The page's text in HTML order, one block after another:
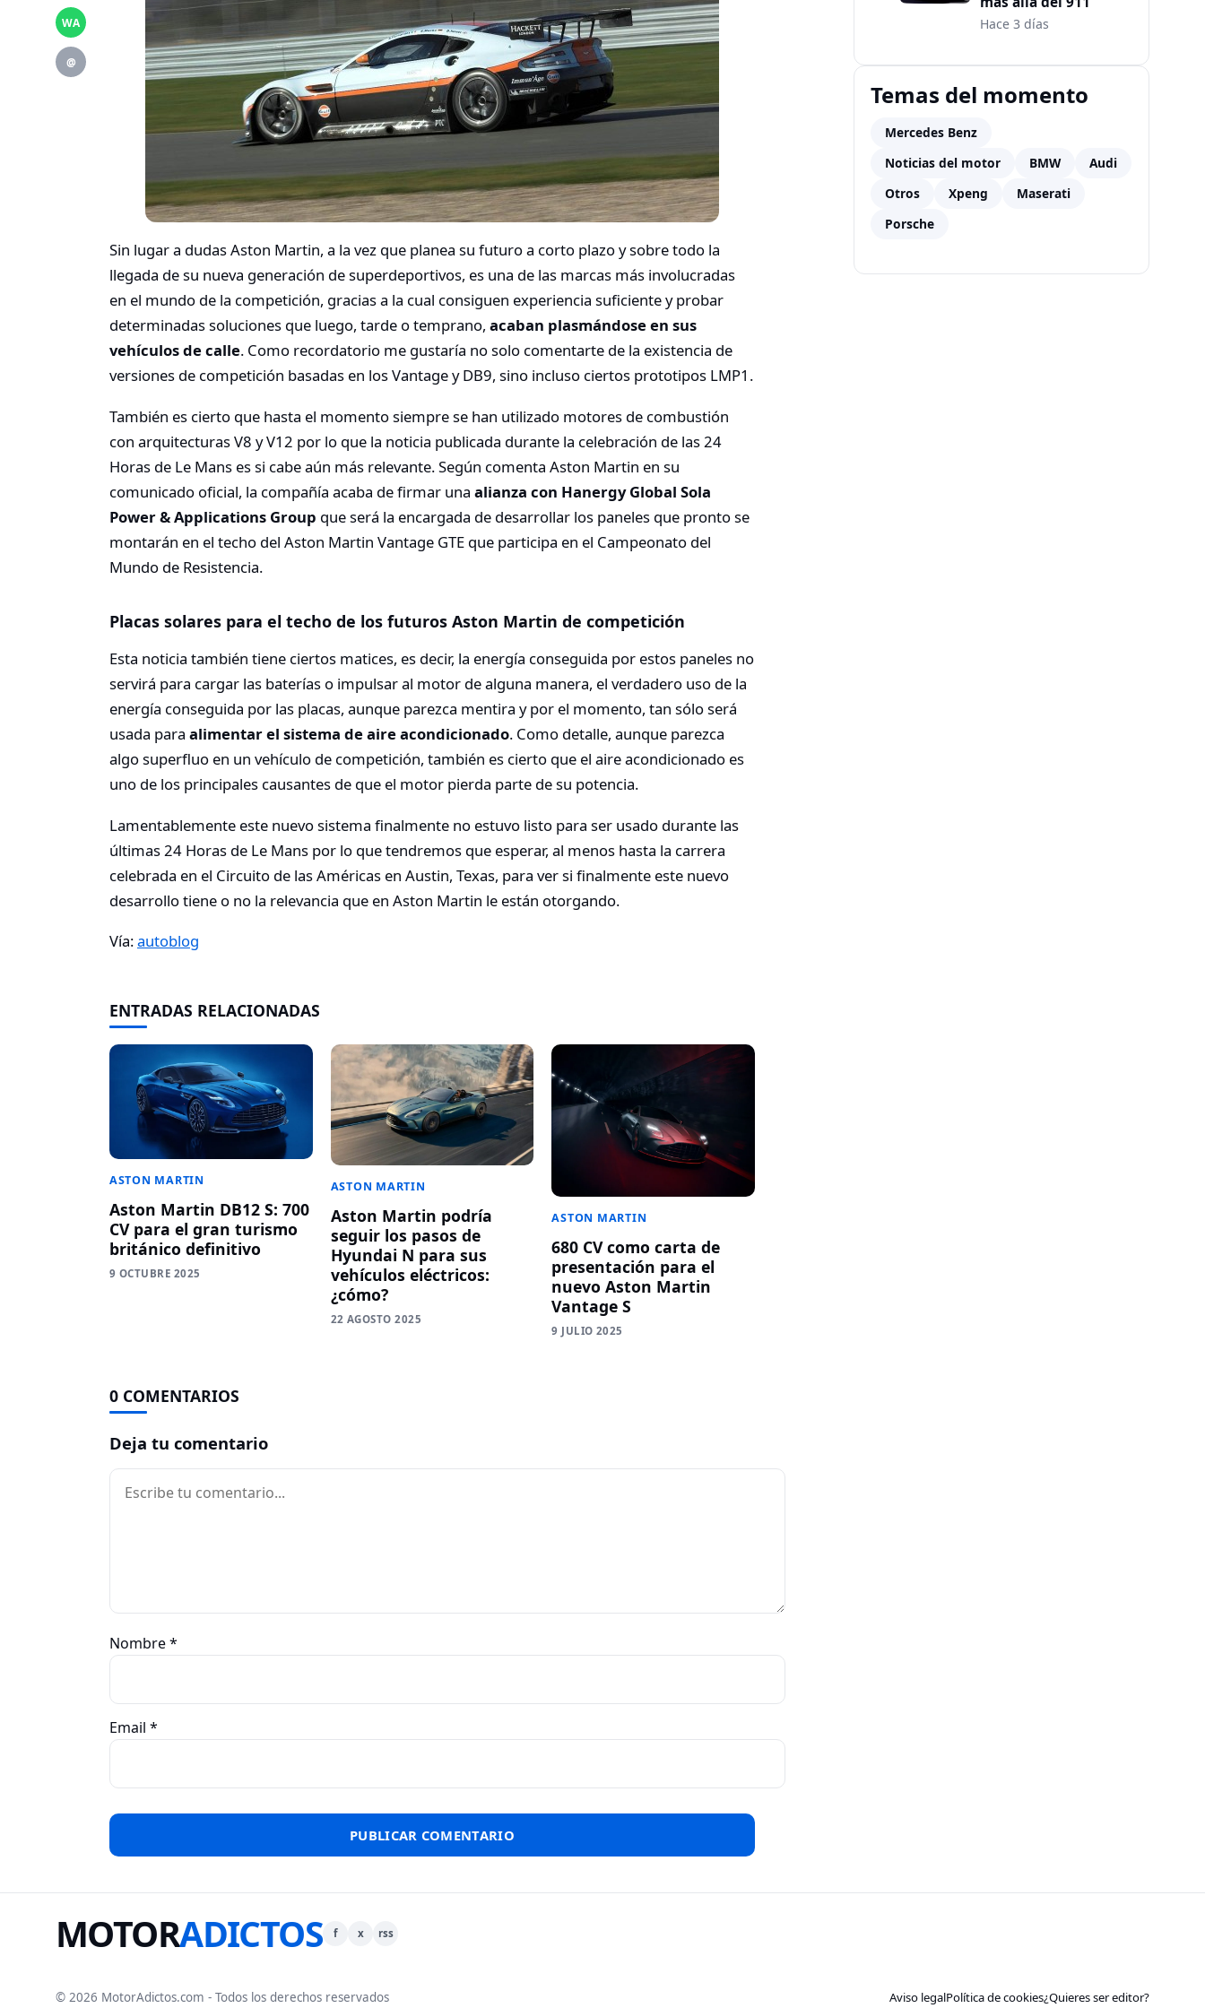
WA
@
Sin lugar a dudas Aston Martin, a la vez que planea su futuro a corto plazo y sobre todo la
llegada de su nueva generación de superdeportivos, es una de las marcas más involucradas
en el mundo de la competición, gracias a la cual consiguen experiencia suficiente y probar
determinadas soluciones que luego, tarde o temprano, acaban plasmándose en sus
vehículos de calle. Como recordatorio me gustaría no solo comentarte de la existencia de
versiones de competición basadas en los Vantage y DB9, sino incluso ciertos prototipos LMP1.
También es cierto que hasta el momento siempre se han utilizado motores de combustión
con arquitecturas V8 y V12 por lo que la noticia publicada durante la celebración de las 24
Horas de Le Mans es si cabe aún más relevante. Según comenta Aston Martin en su
comunicado oficial, la compañía acaba de firmar una alianza con Hanergy Global Sola
Power & Applications Group que será la encargada de desarrollar los paneles que pronto se
montarán en el techo del Aston Martin Vantage GTE que participa en el Campeonato del
Mundo de Resistencia.
Placas solares para el techo de los futuros Aston Martin de competición
Esta noticia también tiene ciertos matices, es decir, la energía conseguida por estos paneles no
servirá para cargar las baterías o impulsar al motor de alguna manera, el verdadero uso de la
energía conseguida por las placas, aunque parezca mentira y por el momento, tan sólo será
usada para alimentar el sistema de aire acondicionado. Como detalle, aunque parezca
algo superfluo en un vehículo de competición, también es cierto que el aire acondicionado es
uno de los principales causantes de que el motor pierda parte de su potencia.
Lamentablemente este nuevo sistema finalmente no estuvo listo para ser usado durante las
últimas 24 Horas de Le Mans por lo que tendremos que esperar, al menos hasta la carrera
celebrada en el Circuito de las Américas en Austin, Texas, para ver si finalmente este nuevo
desarrollo tiene o no la relevancia que en Aston Martin le están otorgando.
Vía:autoblog
ENTRADAS RELACIONADAS
ASTON MARTIN
Aston Martin DB12 S: 700
CV para el gran turismo
británico definitivo
9 OCTUBRE 2025
ASTON MARTIN
Aston Martin podría
seguir los pasos de
Hyundai N para sus
vehículos eléctricos:
¿cómo?
22 AGOSTO 2025
ASTON MARTIN
680 CV como carta de
presentación para el
nuevo Aston Martin
Vantage S
9 JULIO 2025
0 COMENTARIOS
Deja tu comentario
Comentario
Nombre*
Email *
Hace 3 días
Temas del momento
Mercedes Benz
Noticias del motor
BMW
Audi
Otros
Xpeng
Maserati
Porsche
MOTORADICTOS f x rss
© 2026 MotorAdictos.com - Todos los derechos reservados Aviso legalPolítica de cookies¿Quieres ser editor?